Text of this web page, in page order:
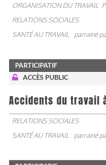
ORGANISATION DU TRAVAIL
RELATIONS SOCIALES
SANTÉ AU TRAVAIL
parrainé
PARTICIPATIF
ACCÈS PUBLIC
Accidents du travail
RELATIONS SOCIALES
SANTÉ AU TRAVAIL
parrainé